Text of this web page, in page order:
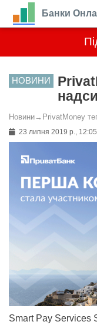
Банки
НОВИНИ
Новини→ PrivatMoney
23 липня 2019 р., 12:05
Smart Pay Services